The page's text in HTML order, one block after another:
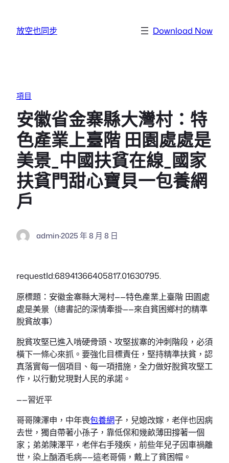
放空也同步 Download Now
項目
安徽省金寨縣大灣村：特
色產業上臺階 田園處處是
美景_中國扶貧在線_國家
扶貧門甜心寶貝一包養網
戶
admin·2025 年 8 月 8 日
requestId:68941366405817.01630795.
原標題：安徽金寨縣大灣村——特色產業上臺階 田園處
處是美景（總書記的深情牽掛——來自貧困鄉村的精準
脫貧故事）
脫貧攻堅已進入啃硬骨頭、攻堅拔寨的沖刺階段，必須
橫下一條心來抓。要強化目標責任，堅持精準扶貧，認
真落實每一個項目、每一項措施，全力做好脫貧攻堅工
作，以行動兌現對人民的承諾。
——習近平
哥哥陳澤申，中年喪包養網子，兒媳改嫁，老伴也因病
去世，獨自帶著小孫子，靠低保和幾畝薄田撐著一個
家；弟弟陳澤平，老伴右手殘疾，前些年兒子因車禍離
世，染上酗酒毛病——這老哥倆，戴上了貧困帽。